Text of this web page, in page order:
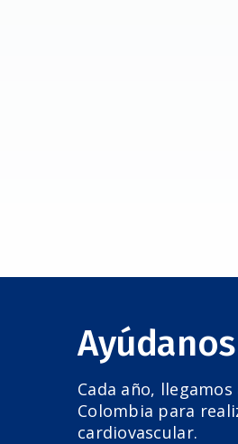
Cada año,
Colombia para
cardiovascular.